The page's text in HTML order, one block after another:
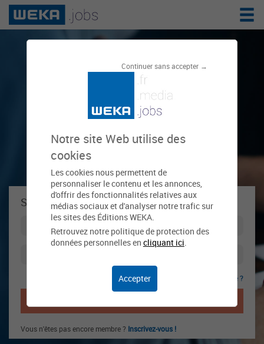
Continuer sans accepter →
Notre site Web utilise des
cookies
Les cookies nous permettent de
personnaliser le contenu et les annonces,
d'offrir des fonctionnalités relatives aux
médias sociaux et d'analyser notre trafic sur
les sites des Éditions WEKA.
Retrouvez notre politique de protection des
données personnelles en cliquant ici.
Accepter
Le réseau de
l'emploi public
Se connecter à weka.jobs !
Mot de passe oublié ?
Vous n'êtes pas encore membre ? Inscrivez-vous !